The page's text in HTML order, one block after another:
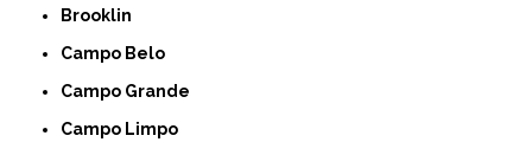
Brooklin
Campo Belo
Campo Grande
Campo Limpo